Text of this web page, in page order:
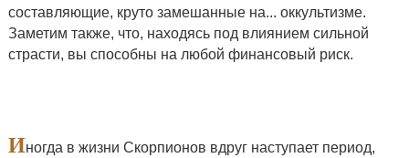
составляющие, круто замешанные на... оккультизме.
Заметим также, что, находясь под влиянием сильной
страсти, вы способны на любой финансовый риск.
Иногда в жизни Скорпионов вдруг наступает период,